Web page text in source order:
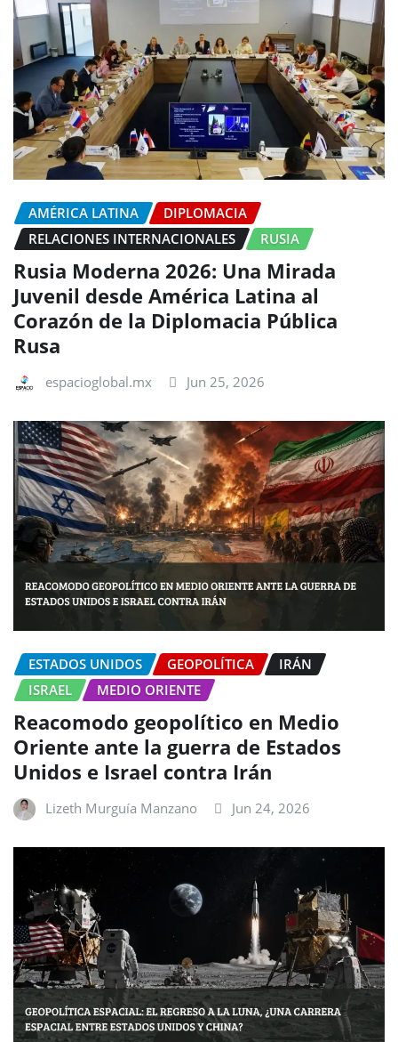
AMÉRICA LATINA
DIPLOMACIA
RELACIONES INTERNACIONALES
RUSIA
Rusia Moderna 2026: Una Mirada
Juvenil desde América Latina al
Corazón de la Diplomacia Pública
Rusa
espacioglobal.mx Jun 25, 2026
ESTADOS UNIDOS GEOPOLÍTICA
IRÁN
ISRAEL
MEDIO ORIENTE
Reacomodo geopolítico en Medio
Oriente ante la guerra de Estados
Unidos e Israel contra Irán
Lizeth Murguía Manzano Jun 24, 2026